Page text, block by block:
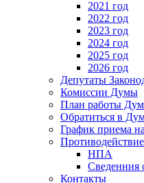
2021 год
2022 год
2023 год
2024 год
2025 год
2026 год
Депутаты
Комиссии Думы
План работы
Обратиться в
График приема
НПА
Сведенния
Контакты